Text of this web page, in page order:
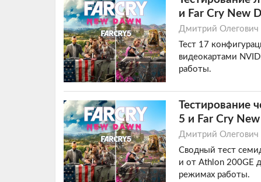
и Far Cry New
Дмитрий Олегович
Тест 17
видеокартами
работы.
Тестирование
5 и Far Cry
Дмитрий Олегович
Сводный тест
и от Athlon 200GE
режимах работы.